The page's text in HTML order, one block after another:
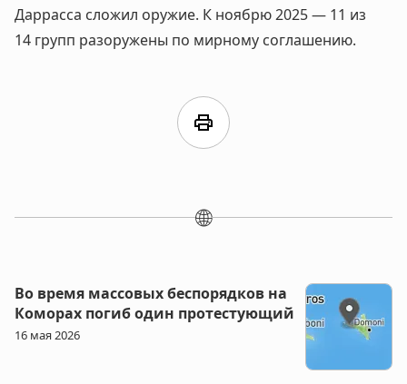
Даррасса сложил оружие. К ноябрю 2025 — 11 из
14 групп разоружены по мирному соглашению.
print
🌐
Во время массовых беспорядков на
Коморах погиб один протестующий
16 мая 2026